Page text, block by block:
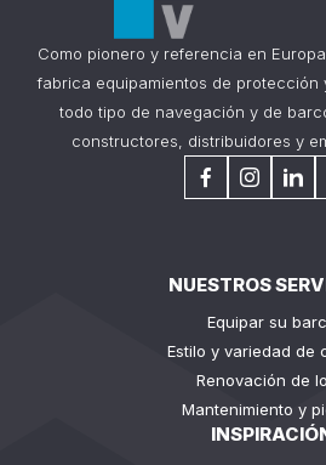
Como pionero y referencia en
fabrica equipamientos de protección
todo tipo de navegación y de
constructores, distribuidores y
NUESTROS
Equipar su
Estilo y variedad de
Renovación de
Mantenimiento y